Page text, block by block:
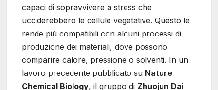
capaci di sopravvivere a stress che
ucciderebbero le cellule vegetative. Questo le
rende più compatibili con alcuni processi di
produzione dei materiali, dove possono
comparire calore, pressione o solventi. In un
lavoro precedente pubblicato su Nature
Chemical Biology, il gruppo di Zhuojun Dai